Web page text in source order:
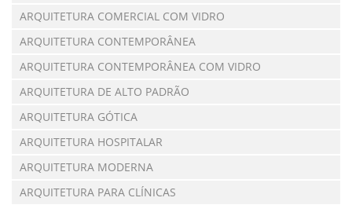
ARQUITETURA COMERCIAL COM VIDRO
ARQUITETURA CONTEMPORÂNEA
ARQUITETURA CONTEMPORÂNEA COM VIDRO
ARQUITETURA DE ALTO PADRÃO
ARQUITETURA GÓTICA
ARQUITETURA HOSPITALAR
ARQUITETURA MODERNA
ARQUITETURA PARA CLÍNICAS